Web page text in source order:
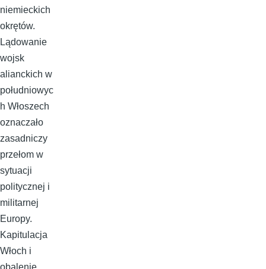
niemieckich
okrętów.
Lądowanie
wojsk
alianckich w
południowyc
h Włoszech
oznaczało
zasadniczy
przełom w
sytuacji
politycznej i
militarnej
Europy.
Kapitulacja
Włoch i